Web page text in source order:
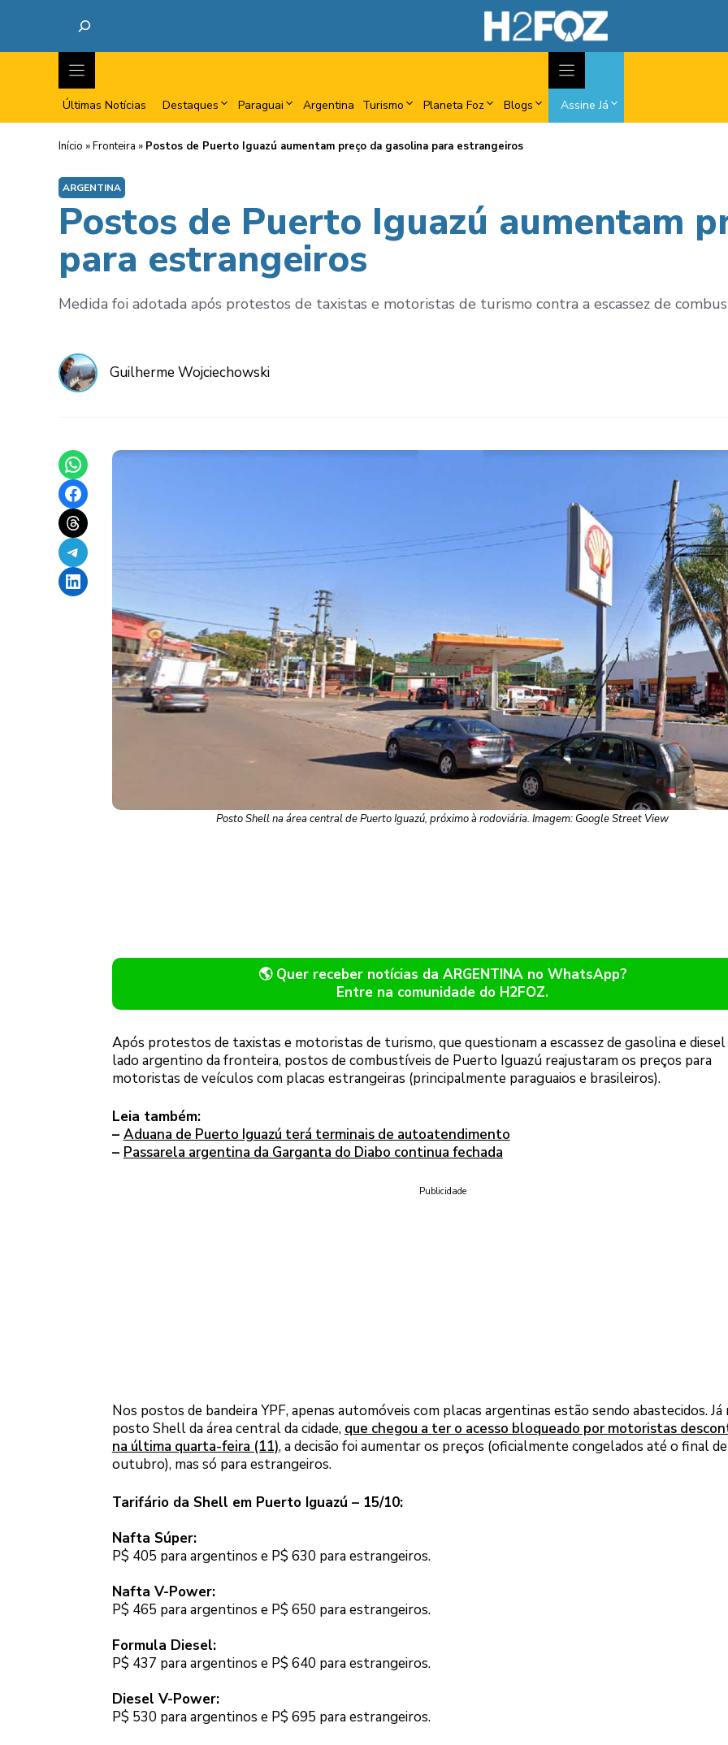
Últimas Notícias Destaques Paraguai Argentina Turismo Planeta Foz Blogs Assine Já
Início »Fronteira » Postos de Puerto Iguazú aumentam preço da gasolina para estrangeiros
ARGENTINA
Postos de Puerto Iguazú aumentam
para estrangeiros
Medida foi adotada após protestos de taxistas e motoristas de turismo contra a escassez de
Guilherme Wojciechowski
Share on WhatsApp
Share on Facebook
Share on Threads
Share on Telegram
Share on LinkedIn
Posto Shell na área central de Puerto Iguazú, próximo à rodoviária. Imagem: Google Street View
🌎 Quer receber notícias da ARGENTINA no WhatsApp?
Entre na comunidade do H2FOZ.
Após protestos de taxistas e motoristas de turismo, que questionam a escassez de gasolina e
lado argentino da fronteira, postos de combustíveis de Puerto Iguazú reajustaram os preços para
motoristas de veículos com placas estrangeiras (principalmente paraguaios e brasileiros).
Leia também:
– Aduana de Puerto Iguazú terá terminais de autoatendimento
– Passarela argentina da Garganta do Diabo continua fechada
Publicidade
Nos postos de bandeira YPF, apenas automóveis com placas argentinas estão sendo abastecidos. Já
posto Shell da área central da cidade, que chegou a ter o acesso bloqueado por motoristas
na última quarta-feira (11), a decisão foi aumentar os preços (oficialmente congelados até o final de
outubro), mas só para estrangeiros.
Tarifário da Shell em Puerto Iguazú – 15/10:
Nafta Súper:
P$ 405 para argentinos e P$ 630 para estrangeiros.
Nafta V-Power:
P$ 465 para argentinos e P$ 650 para estrangeiros.
Formula Diesel:
P$ 437 para argentinos e P$ 640 para estrangeiros.
Diesel V-Power:
P$ 530 para argentinos e P$ 695 para estrangeiros.